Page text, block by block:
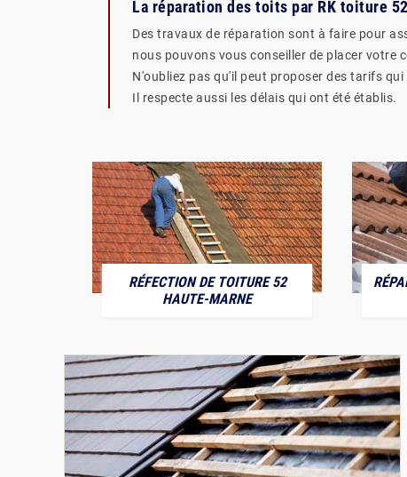
La réparation des toits par RK toiture
Des travaux de réparation sont à faire pour
nous pouvons vous conseiller de placer votre
N'oubliez pas qu'il peut proposer des tarifs
Il respecte aussi les délais qui ont été établis.
RÉFECTION DE TOITURE 52
HAUTE-MARNE